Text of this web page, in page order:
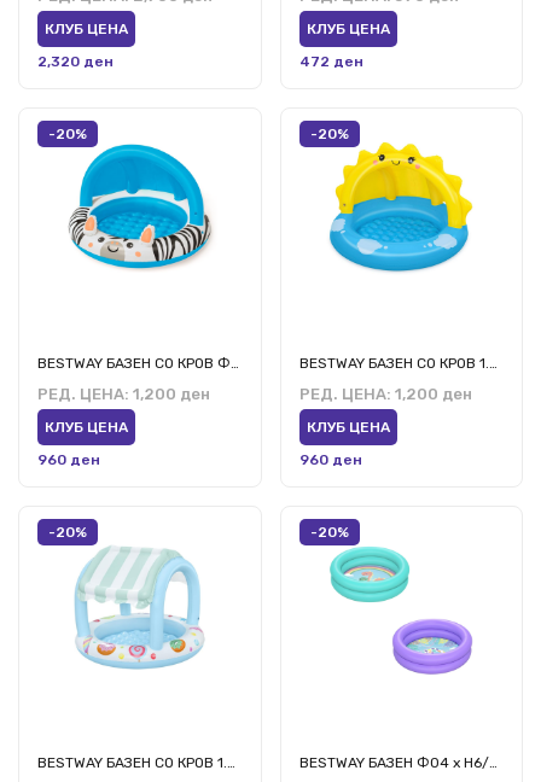
КЛУБ ЦЕНА
2,320 ден
КЛУБ ЦЕНА
472 ден
-20%
BESTWAY БАЗЕН СО КРОВ Ф97см х Н66см
РЕД. ЦЕНА: 1,200 ден
КЛУБ ЦЕНА
960 ден
-20%
BESTWAY БАЗЕН СО КРОВ 1.01.м х 97см
РЕД. ЦЕНА: 1,200 ден
КЛУБ ЦЕНА
960 ден
-20%
BESTWAY БАЗЕН СО КРОВ 1.01м х 97см х 71см
-20%
BESTWAY БАЗЕН Ф04 х Н6/Ф61 х Н15СМ